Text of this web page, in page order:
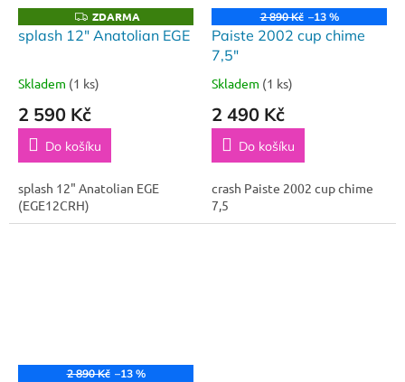
Z
D
A
A
ZDARMA
splash 12" Anatolian EGE
Skladem (1 ks)
2 590 Kč
Do košíku
splash 12" Anatolian EGE
(EGE12CRH)
2 890 Kč –13 %
Paiste 2002 cup chime
7,5"
Skladem (1 ks)
2 490 Kč
Do košíku
crash Paiste 2002 cup chime
7,5
2 890 Kč –13 %